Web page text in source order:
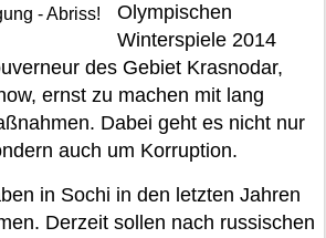
- Abriss!
Olympischen
Winterspiele 2014
des Gebiet Krasnodar,
ernst zu machen mit lang
Dabei geht es nicht nur
auch um Korruption.
in Sochi in den letzten Jahren
Derzeit sollen nach russischen